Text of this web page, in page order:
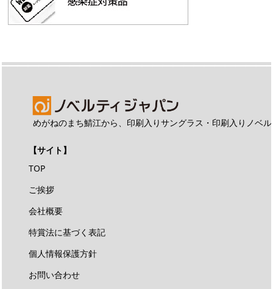
めがねのまち鯖江から、印刷入りサングラス・印刷入りノベ
【サイト】
TOP
ご挨拶
会社概要
特賞法に基づく表記
個人情報保護方針
お問い合わせ